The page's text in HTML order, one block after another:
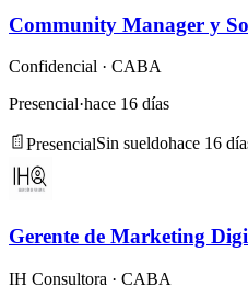
Community Manager y
Confidencial · CABA
Presencial·hace 16 días
PresencialSin sueldohace 16
Gerente de Marketing
IH Consultora · CABA